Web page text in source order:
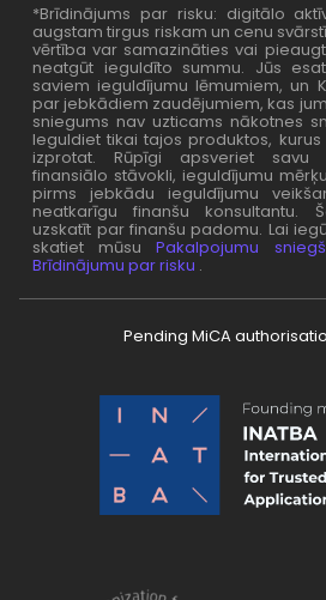
*Brīdinājums par risku: digitālo
augstam tirgus riskam un cenu
vērtība var samazināties vai
neatgūt ieguldīto summu. Jūs
saviem ieguldījumu lēmumiem, un
par jebkādiem zaudējumiem, kas
sniegums nav uzticams nākotnes
Ieguldiet tikai tajos produktos,
izprotat. Rūpīgi apsveriet savu
finansiālo stāvokli, ieguldījumu
pirms jebkādu ieguldījumu
neatkarīgu finanšu konsultantu.
uzskatīt par finanšu padomu. Lai
skatiet mūsuPakalpojumu
Brīdinājumu par risku .
Pending MiCA